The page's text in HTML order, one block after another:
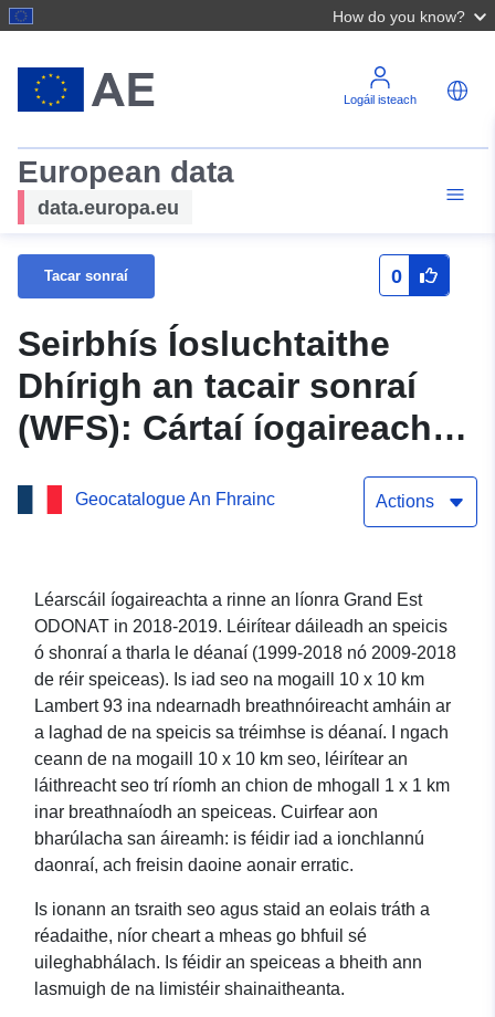
How do you know?
Logáil isteach
European data
data.europa.eu
Tacar sonraí 0
Seirbhís Íosluchtaithe
Dhírigh an tacair sonraí
(WFS): Cártaí íogaireachta
— Cártaí Poist ualaithe
Neamhíogaire —
Checker)
Geocatalogue An Fhrainc Actions
Léarscáil íogaireachta a rinne an líonra Grand Est
ODONAT in 2018-2019. Léirítear dáileadh an speicis
ó shonraí a tharla le déanaí (1999-2018 nó 2009-2018
de réir speiceas). Is iad seo na mogaill 10 x 10 km
Lambert 93 ina ndearnadh breathnóireacht amháin ar
a laghad de na speicis sa tréimhse is déanaí. I ngach
ceann de na mogaill 10 x 10 km seo, léirítear an
láithreacht seo trí ríomh an chion de mhogall 1 x 1 km
inar breathnaíodh an speiceas. Cuirfear aon
bharúlacha san áireamh: is féidir iad a ionchlannú
daonraí, ach freisin daoine aonair erratic.
Is ionann an tsraith seo agus staid an eolais tráth a
réadaithe, níor cheart a mheas go bhfuil sé
uileghabhálach. Is féidir an speiceas a bheith ann
lasmuigh de na limistéir shainaitheanta.